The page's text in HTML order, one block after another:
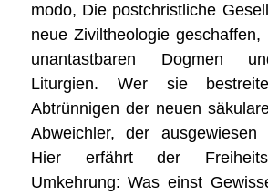
modo, Die postchristliche
neue Ziviltheologie
unantastbaren Dogmen
Liturgien. Wer sie
Abtrünnigen der neuen
Abweichler, der ausgewiesen
Hier erfährt der
Umkehrung: Was einst